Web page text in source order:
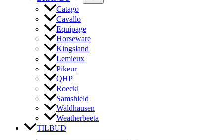
Catago
Cavallo
Equipage
Horseware
Kingsland
Lemieux
Pikeur
QHP
Roeckl
Samshield
Waldhausen
Weatherbeeta
TILBUD